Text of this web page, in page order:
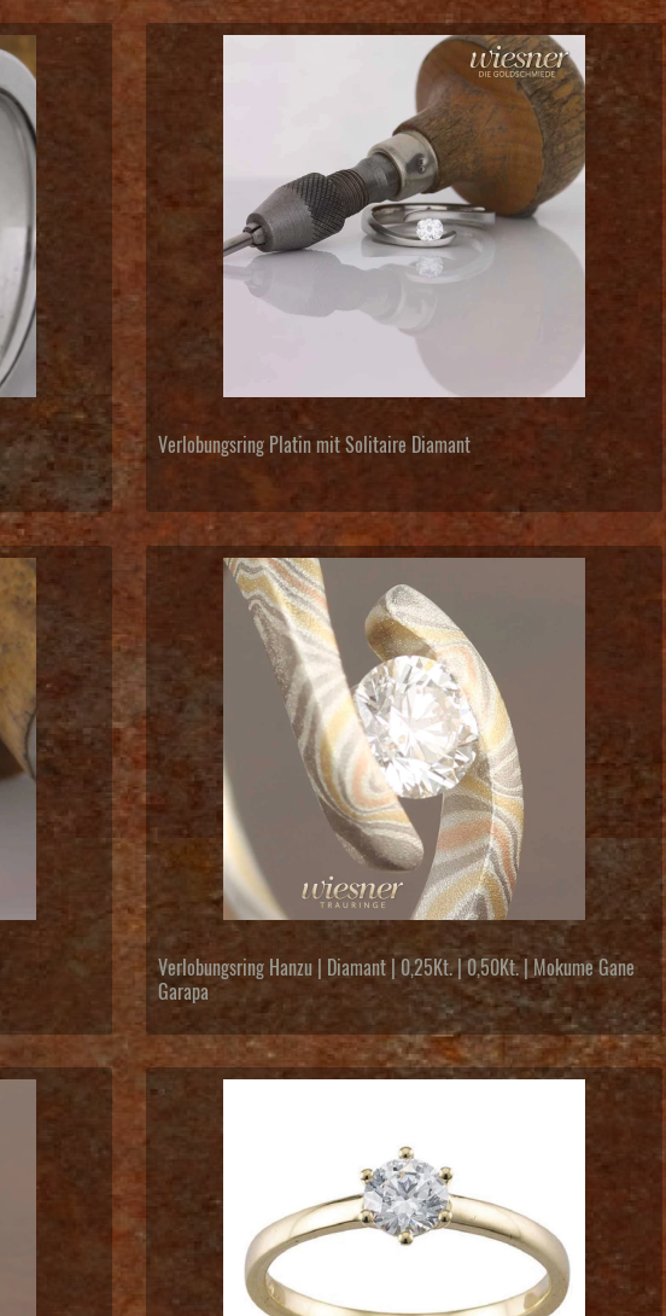
Verlobungsring Platin mit Solitaire Diamant
Verlobungsring Hanzu | Diamant | 0,25Kt. | 0,50Kt. | Mokume Gane
Garapa